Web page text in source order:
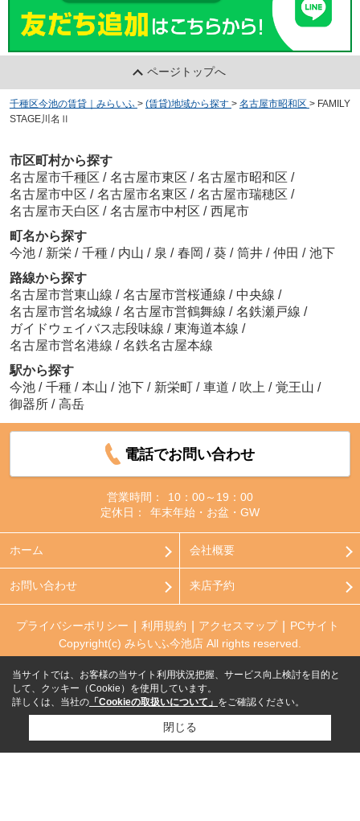
ページトップへ
千種区今池の賃貸｜みらいふ > (賃貸)地域から探す > 名古屋市昭和区 > FAMILY
STAGE川名Ⅱ
市区町村から探す
名古屋市千種区 / 名古屋市東区 / 名古屋市昭和区 /
名古屋市中区 / 名古屋市名東区 / 名古屋市瑞穂区 /
名古屋市天白区 / 名古屋市中村区 / 西尾市
町名から探す
今池 / 新栄 / 千種 / 内山 / 泉 / 春岡 / 葵 / 筒井 / 仲田 / 池下
路線から探す
名古屋市営東山線 / 名古屋市営桜通線 / 中央線 /
名古屋市営名城線 / 名古屋市営鶴舞線 / 名鉄瀬戸線 /
ガイドウェイバス志段味線 / 東海道本線 /
名古屋市営名港線 / 名鉄名古屋本線
駅から探す
今池 / 千種 / 本山 / 池下 / 新栄町 / 車道 / 吹上 / 覚王山 /
御器所 / 高岳
電話でお問い合わせ
営業時間：
10：00～19：00
定休日：
年末年始・お盆・GW
ホーム 会社概要
お問い合わせ 来店予約
プライバシーポリシー 利用規約 アクセスマップ
PCサイト
Copyright(c) みらいふ今池店 All rights reserved.
当サイトでは、お客様の当サイト利用状況把握、サービス向上検討を目的と
して、クッキー（Cookie）を使用しています。
詳しくは、当社の 「Cookieの取扱いについて」 をご確認ください。
閉じる